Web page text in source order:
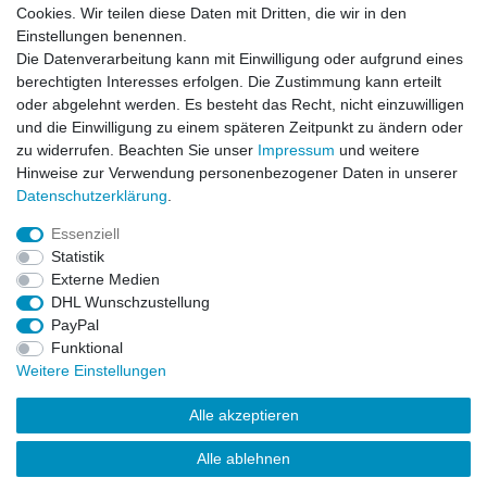
Widerrufs­recht
© Copyright 2026 | Alle Rechte vorbehalten.
Cookies. Wir teilen diese Daten mit Dritten, die wir in den
Einstellungen benennen.
Die Datenverarbeitung kann mit Einwilligung oder aufgrund eines
berechtigten Interesses erfolgen. Die Zustimmung kann erteilt
oder abgelehnt werden. Es besteht das Recht, nicht einzuwilligen
und die Einwilligung zu einem späteren Zeitpunkt zu ändern oder
zu widerrufen. Beachten Sie unser Impressum und weitere
Hinweise zur Verwendung personenbezogener Daten in unserer
Daten­schutz­erklärung
Essenziell
Statistik
Externe Medien
DHL Wunschzustellung
PayPal
Funktional
Weitere Einstellungen
Alle akzeptieren
Alle ablehnen